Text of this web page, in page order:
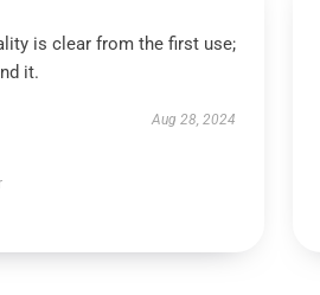
is clear from the first use;
it.
Aug 28, 2024